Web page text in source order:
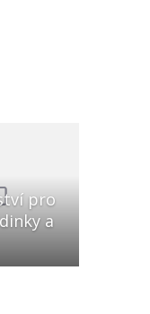
pro
a